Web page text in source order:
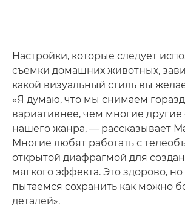
Настройки, которые следует
съемки домашних животных,
какой визуальный стиль вы
«Я думаю, что мы снимаем
вариативнее, чем многие
нашего жанра, — рассказывает
Многие любят работать с
открытой диафрагмой для
мягкого эффекта. Это здорово,
пытаемся сохранить как можно
деталей».